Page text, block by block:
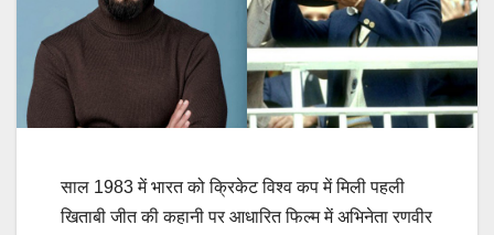
साल 1983 में भारत को क्रिकेट विश्व कप में मिली पहली
खिताबी जीत की कहानी पर आधारित फिल्म में अभिनेता रणवीर